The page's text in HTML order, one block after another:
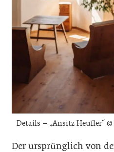
Details – „Ansitz Heufler“
Der ursprünglich von